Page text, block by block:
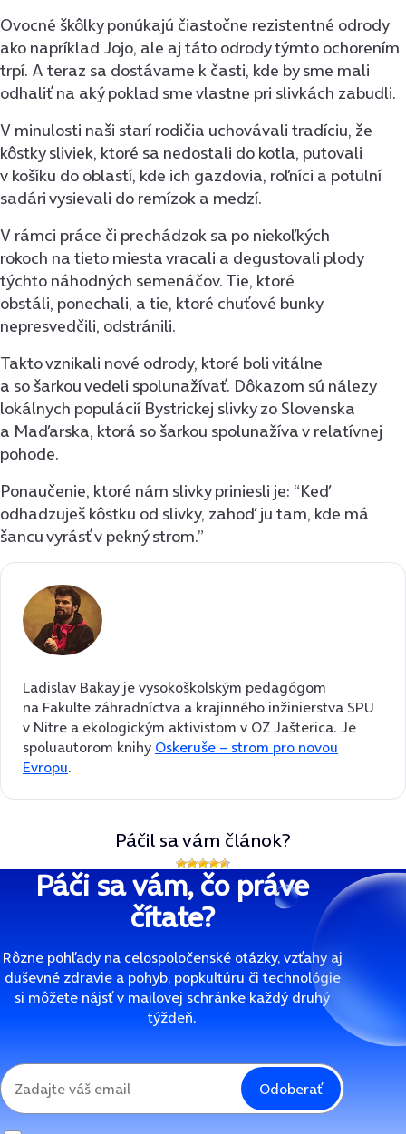
Ovocné škôlky ponúkajú čiastočne rezistentné odrody
ako napríklad Jojo, ale aj táto odrody týmto ochorením
trpí. A teraz sa dostávame k časti, kde by sme mali
odhaliť na aký poklad sme vlastne pri slivkách zabudli.
V minulosti naši starí rodičia uchovávali tradíciu, že
kôstky sliviek, ktoré sa nedostali do kotla, putovali
v košíku do oblastí, kde ich gazdovia, roľníci a potulní
sadári vysievali do remízok a medzí.
V rámci práce či prechádzok sa po niekoľkých
rokoch na tieto miesta vracali a degustovali plody
týchto náhodných semenáčov. Tie, ktoré
obstáli, ponechali, a tie, ktoré chuťové bunky
nepresvedčili, odstránili.
Takto vznikali nové odrody, ktoré boli vitálne
a so šarkou vedeli spolunažívať. Dôkazom sú nálezy
lokálnych populácií Bystrickej slivky zo Slovenska
a Maďarska, ktorá so šarkou spolunažíva v relatívnej
pohode.
Ponaučenie, ktoré nám slivky priniesli je: “Keď
odhadzuješ kôstku od slivky, zahoď ju tam, kde má
šancu vyrásť v pekný strom.”
Ladislav Bakay je vysokoškolským pedagógom
na Fakulte záhradníctva a krajinného inžinierstva SPU
v Nitre a ekologickým aktivistom v OZ Jašterica. Je
spoluautorom knihy Oskeruše – strom pro novou
Evropu.
Páčil sa vám článok?
Páči sa vám, čo práve
čítate?
Rôzne pohľady na celospoločenské otázky, vzťahy aj
duševné zdravie a pohyb, popkultúru či technológie
si môžete nájsť v mailovej schránke každý druhý
týždeň.
Odoberať